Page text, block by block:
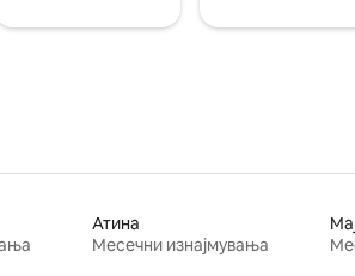
Атина
Месечни изнајмувања